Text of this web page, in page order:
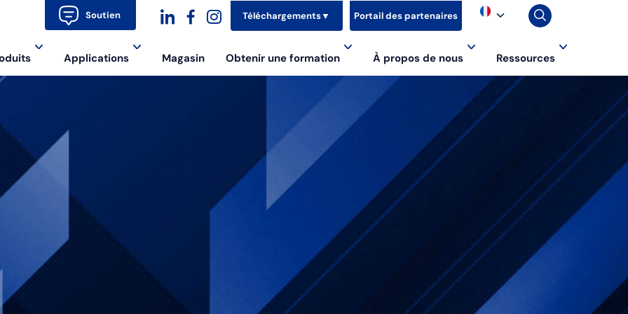
Soutien
linkedin
facebook-
instagram
Téléchargements▼ Portail des partenaires
Applications Magasin Obtenir une formation À propos de nous Ressources